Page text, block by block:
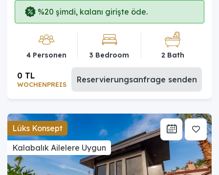
%20 şimdi, kalanı girişte öde.
4 Personen 3 Bedroom 2 Bath
WOCHENPREIS
0 TL Reservierungsanfrage senden
Lüks Konsept
Kalabalık Ailelere Uygun